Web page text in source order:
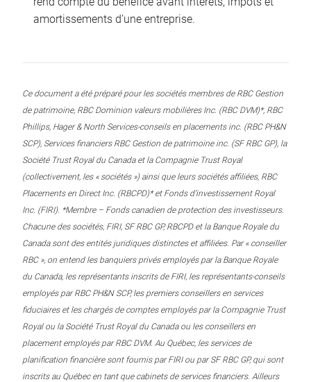
amortissements d’une entreprise.
Ce document a été préparé pour les sociétés membres de RBC Gestion
de patrimoine, RBC Dominion valeurs mobilières Inc. (RBC DVM)*, RBC
Phillips, Hager & North Services-conseils en placements inc. (RBC PH&N
SCP), Services financiers RBC Gestion de patrimoine inc. (SF RBC GP), la
Société Trust Royal du Canada et la Compagnie Trust Royal
(collectivement, les « sociétés ») ainsi que leurs sociétés affiliées, RBC
Placements en Direct Inc. (RBCPD)* et Fonds d’investissement Royal
Inc. (FIRI). *Membre – Fonds canadien de protection des investisseurs.
Chacune des sociétés, FIRI, SF RBC GP, RBCPD et la Banque Royale du
Canada sont des entités juridiques distinctes et affiliées. Par « conseiller
RBC », on entend les banquiers privés employés par la Banque Royale
du Canada, les représentants inscrits de FIRI, les représentants-conseils
employés par RBC PH&N SCP, les premiers conseillers en services
fiduciaires et les chargés de comptes employés par la Compagnie Trust
Royal ou la Société Trust Royal du Canada ou les conseillers en
placement employés par RBC DVM. Au Québec, les services de
planification financière sont fournis par FIRI ou par SF RBC GP, qui sont
inscrits au Québec en tant que cabinets de services financiers. Ailleurs